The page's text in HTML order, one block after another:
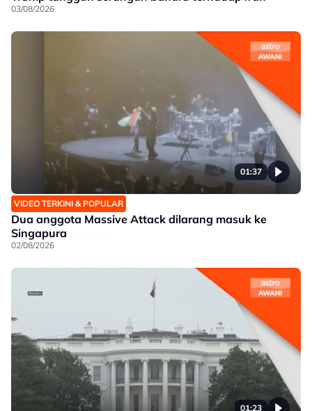
03/08/2026
01:37
VIDEO TERKINI & POPULAR
Dua anggota Massive Attack dilarang masuk ke
Singapura
02/08/2026
01:23